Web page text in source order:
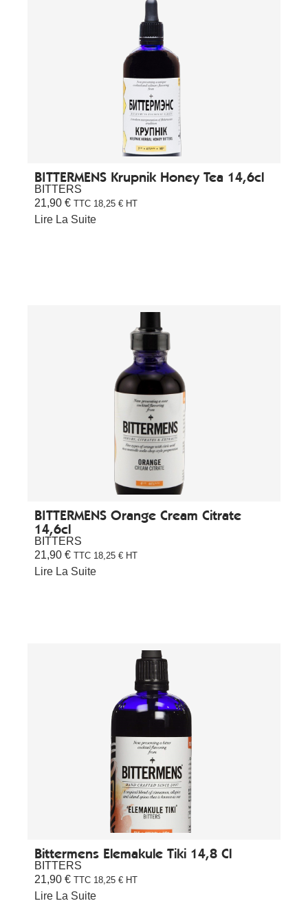
BITTERMENS Krupnik Honey Tea 14,6cl
BITTERS
21,90 € TTC 18,25 € HT
Lire La Suite
BITTERMENS Orange Cream Citrate
14,6cl
BITTERS
21,90 € TTC 18,25 € HT
Lire La Suite
Bittermens Elemakule Tiki 14,8 Cl
BITTERS
21,90 € TTC 18,25 € HT
Lire La Suite